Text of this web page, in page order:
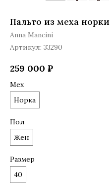
Пальто из меха норки
Anna Mancini
Артикул: 33290
259 000 ₽
Мех
Норка
Пол
Жен
Размер
40